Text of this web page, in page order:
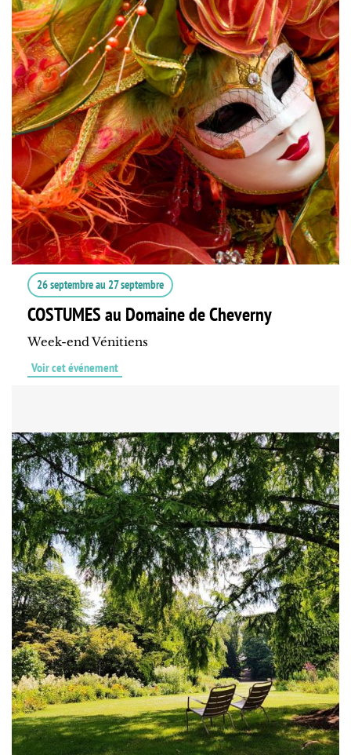
26 septembreau 27 septembre
COSTUMES au Domaine de Cheverny
Week-end Vénitiens
Voir cet événement